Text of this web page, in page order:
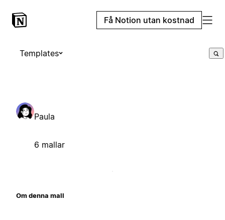
Få Notion utan kostnad
Templates
Paula
6 mallar
Om denna mall